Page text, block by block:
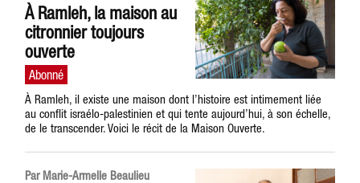
À Ramleh, la maison au
citronnier toujours
ouverte
À Ramleh, il existe une maison dont l’histoire est intimement liée
au conflit israélo-palestinien et qui tente aujourd’hui, à son échelle,
de le transcender. Voici le récit de la Maison Ouverte.
Par Marie-Armelle Beaulieu